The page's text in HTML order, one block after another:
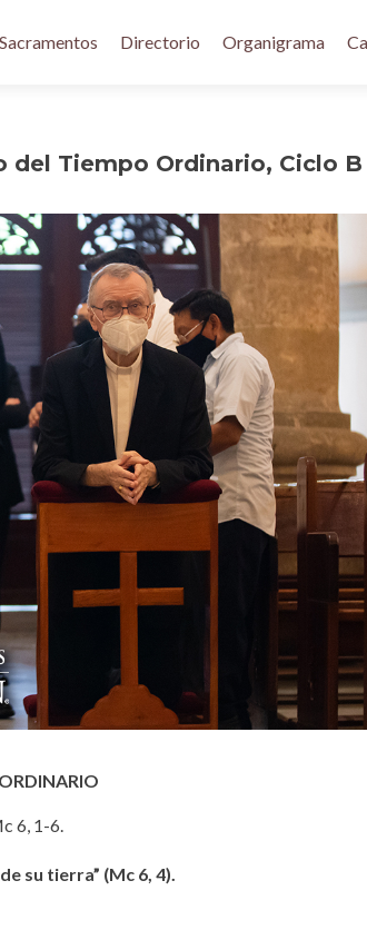
Sacramentos Directorio Organigrama
del Tiempo Ordinario, Ciclo B
6, 1-6.
su tierra” (Mc 6, 4).